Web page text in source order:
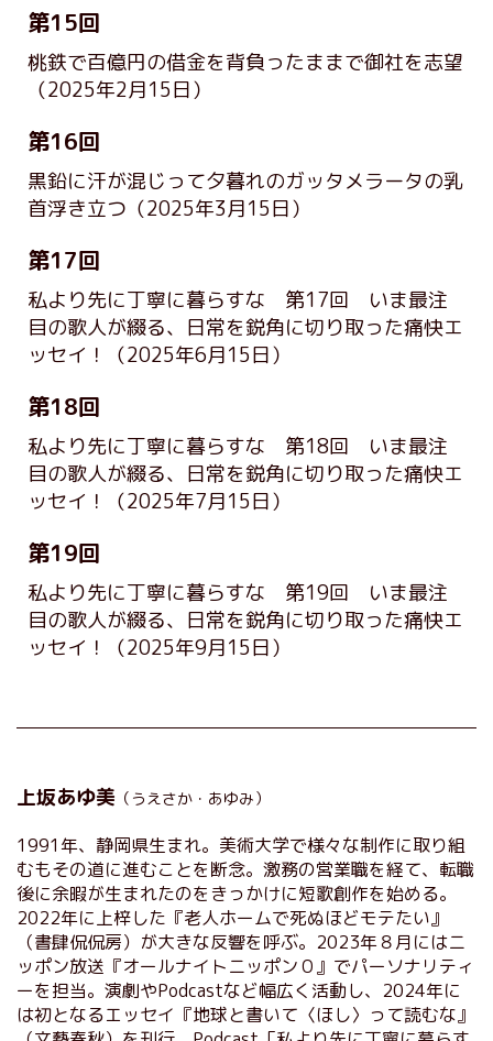
第15回
桃鉄で百億円の借金を背負ったままで御社を志望
（2025年2月15日）
第16回
黒鉛に汗が混じって夕暮れのガッタメラータの乳
首浮き立つ （2025年3月15日）
第17回
私より先に丁寧に暮らすな 第17回 いま最注
目の歌人が綴る、日常を鋭角に切り取った痛快エ
ッセイ！
（2025年6月15日）
第18回
私より先に丁寧に暮らすな 第18回 いま最注
目の歌人が綴る、日常を鋭角に切り取った痛快エ
ッセイ！
（2025年7月15日）
第19回
私より先に丁寧に暮らすな 第19回 いま最注
目の歌人が綴る、日常を鋭角に切り取った痛快エ
ッセイ！
（2025年9月15日）
上坂あゆ美 （うえさか・あゆみ）
1991年、静岡県生まれ。美術大学で様々な制作に取り組
むもその道に進むことを断念。激務の営業職を経て、転職
後に余暇が生まれたのをきっかけに短歌創作を始める。
2022年に上梓した『老人ホームで死ぬほどモテたい』
（書肆侃侃房）が大きな反響を呼ぶ。2023年８月にはニ
ッポン放送『オールナイトニッポン０』でパーソナリティ
ーを担当。演劇やPodcastなど幅広く活動し、2024年に
は初となるエッセイ『地球と書いて〈ほし〉って読むな』